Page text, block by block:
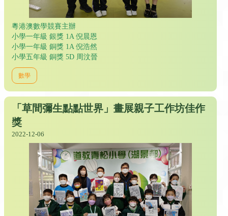
粵港澳數學競賽主辦
小學一年級 銀獎 1A 倪晨恩
小學一年級 銅獎 1A 倪浩然
小學五年級 銅獎 5D 周汶晉
數學
「草間彌生點點世界」畫展親子工作坊佳作
獎
2022-12-06